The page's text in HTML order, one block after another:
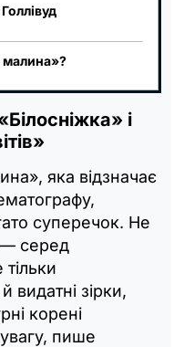
малина»?
і
яка відзначає
суперечок. Не
— серед
видатні зірки,
корені
пише